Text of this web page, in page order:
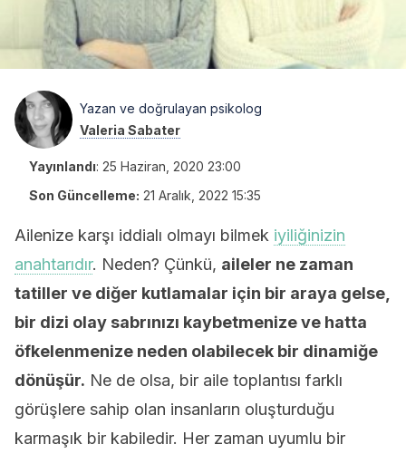
Yazan ve doğrulayan psikolog
Valeria Sabater
Yayınlandı: 25 Haziran, 2020 23:00
Son Güncelleme: 21 Aralık, 2022 15:35
Ailenize karşı iddialı olmayı bilmek iyiliğinizin
anahtarıdır. Neden? Çünkü, aileler ne zaman
tatiller ve diğer kutlamalar için bir araya gelse,
bir dizi olay sabrınızı kaybetmenize ve hatta
öfkelenmenize neden olabilecek bir dinamiğe
dönüşür. Ne de olsa, bir aile toplantısı farklı
görüşlere sahip olan insanların oluşturduğu
karmaşık bir kabiledir. Her zaman uyumlu bir